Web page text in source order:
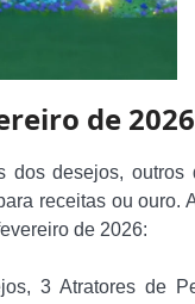
de
dos desejos, outros
receitas ou ouro.
de 2026:
3 Atratores de